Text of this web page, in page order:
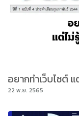
อยากทำเว็บไซต์
22 พ.ย. 2565